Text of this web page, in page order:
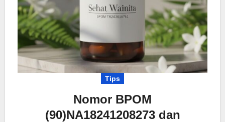
Tips
Nomor BPOM
(90)NA18241208273 dan